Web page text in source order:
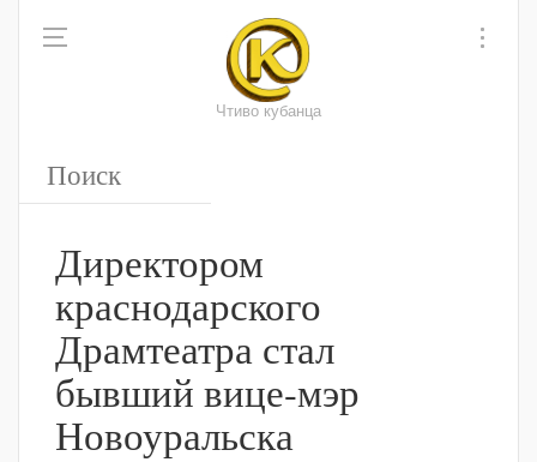
Чтиво кубанца
Директором
краснодарского
Драмтеатра стал
бывший вице-мэр
Новоуральска